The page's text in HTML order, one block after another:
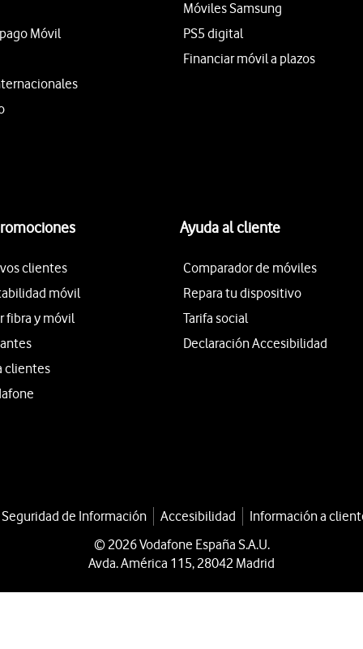
Móvil
Móviles Samsung
PS5 digital
Financiar móvil a plazos
clientes
móvil
fibra y móvil
clientes
Ayuda al cliente
Comparador de móviles
Repara tu dispositivo
Tarifa social
Declaración Accesibilidad
de Información Accesibilidad Información a
© 2026 Vodafone España S.A.U.
Avda. América 115, 28042 Madrid